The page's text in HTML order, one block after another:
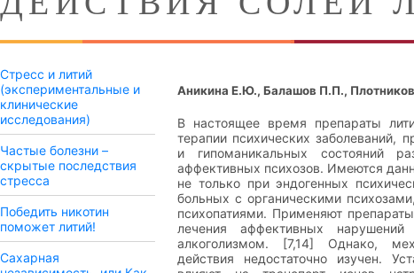
Стресс и литий
(экспериментальные и
клинические
исследования)
Частые болезни –
скрытые последствия
стресса
Победить никотин
поможет литий!
Сахарная
Аникина Е.Ю., Балашов П.П.,
В настоящее время препараты
терапии психических заболеваний,
и гипоманикальных состояний
аффективных психозов. Имеются
не только при эндогенных
больных с органическими
психопатиями. Применяют
лечения аффективных
алкоголизмом. [7,14] Однако,
действия недостаточно изучен.